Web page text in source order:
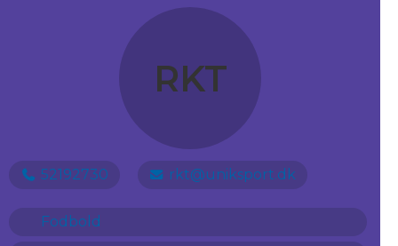
RKT
52192730 rkt@uniksport.dk
Fodbold